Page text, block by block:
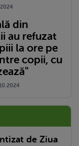
din
au refuzat
la ore pe
copii, cu
de Ziua